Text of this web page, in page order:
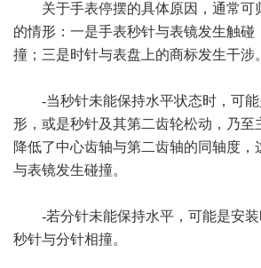
关于手表停摆的具体原因，通常可
的情形：一是手表秒针与表镜发生触碰
撞；三是时针与表盘上的商标发生干涉
-当秒针未能保持水平状态时，可能
形，或是秒针及其第二齿轮松动，乃至
降低了中心齿轴与第二齿轴的同轴度，
与表镜发生碰撞。
-若分针未能保持水平，可能是安装
秒针与分针相撞。